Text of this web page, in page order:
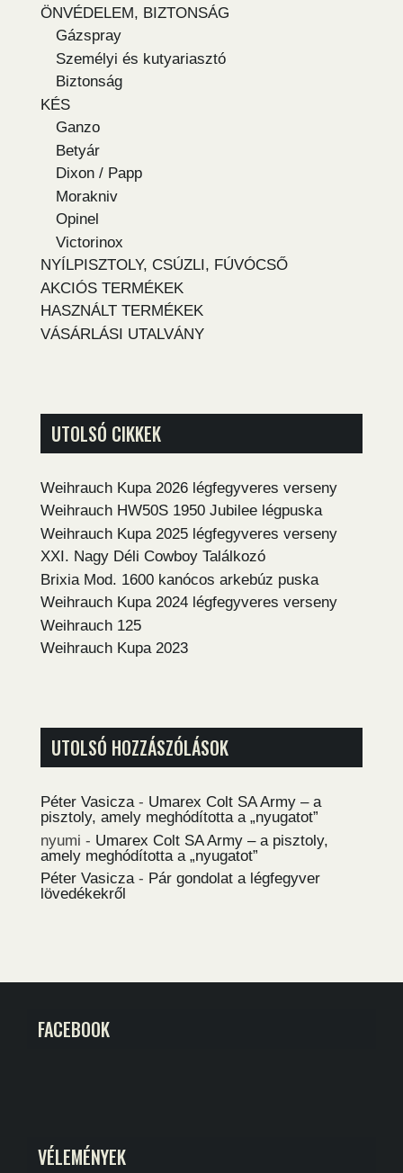
ÖNVÉDELEM, BIZTONSÁG
Gázspray
Személyi és kutyariasztó
Biztonság
KÉS
Ganzo
Betyár
Dixon / Papp
Morakniv
Opinel
Victorinox
NYÍLPISZTOLY, CSÚZLI, FÚVÓCSŐ
AKCIÓS TERMÉKEK
HASZNÁLT TERMÉKEK
VÁSÁRLÁSI UTALVÁNY
UTOLSÓ CIKKEK
Weihrauch Kupa 2026 légfegyveres verseny
Weihrauch HW50S 1950 Jubilee légpuska
Weihrauch Kupa 2025 légfegyveres verseny
XXI. Nagy Déli Cowboy Találkozó
Brixia Mod. 1600 kanócos arkebúz puska
Weihrauch Kupa 2024 légfegyveres verseny
Weihrauch 125
Weihrauch Kupa 2023
UTOLSÓ HOZZÁSZÓLÁSOK
Péter Vasicza- Umarex Colt SA Army – a
pisztoly, amely meghódította a „nyugatot”
nyumi - Umarex Colt SA Army – a pisztoly,
amely meghódította a „nyugatot”
Péter Vasicza- Pár gondolat a légfegyver
lövedékekről
FACEBOOK
VÉLEMÉNYEK